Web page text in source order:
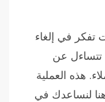
تفكر في إلغاء
تتساءل عن
هذه العملية
هنا لنساعدك في